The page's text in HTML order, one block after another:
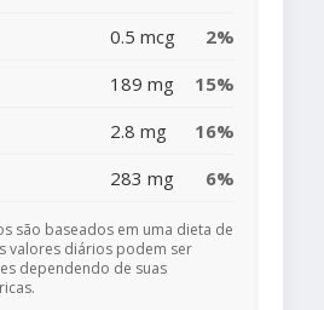
0.5 mcg
2%
189 mg
15%
2.8 mg
16%
283 mg 6%
são baseados em uma dieta de
valores diários podem ser
dependendo de suas